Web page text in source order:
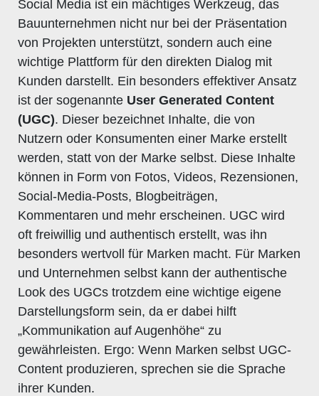
Social Media ist ein mächtiges Werkzeug, das
Bauunternehmen nicht nur bei der Präsentation
von Projekten unterstützt, sondern auch eine
wichtige Plattform für den direkten Dialog mit
Kunden darstellt. Ein besonders effektiver Ansatz
ist der sogenannte User Generated Content
(UGC). Dieser bezeichnet Inhalte, die von
Nutzern oder Konsumenten einer Marke erstellt
werden, statt von der Marke selbst. Diese Inhalte
können in Form von Fotos, Videos, Rezensionen,
Social-Media-Posts, Blogbeiträgen,
Kommentaren und mehr erscheinen. UGC wird
oft freiwillig und authentisch erstellt, was ihn
besonders wertvoll für Marken macht. Für Marken
und Unternehmen selbst kann der authentische
Look des UGCs trotzdem eine wichtige eigene
Darstellungsform sein, da er dabei hilft
„Kommunikation auf Augenhöhe“ zu
gewährleisten. Ergo: Wenn Marken selbst UGC-
Content produzieren, sprechen sie die Sprache
ihrer Kunden.